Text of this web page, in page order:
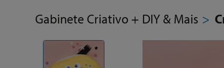
Gabinete Criativo + DIY & Mais